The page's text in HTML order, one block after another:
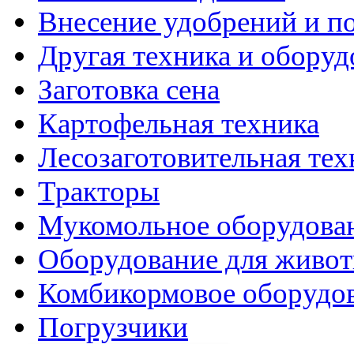
Внесение удобрений и
Другая техника и
Заготовка сена
Картофельная техника
Лесозаготовительная
Тракторы
Мукомольное
Оборудование для
Комбикормовое
Погрузчики